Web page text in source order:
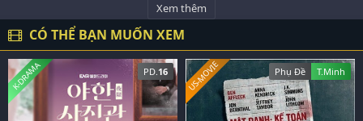
Xem thêm
CÓ THỂ BẠN MUỐN XEM
PD. 16
K-DRAMA Phụ Đề T.Minh
US-MOVIE